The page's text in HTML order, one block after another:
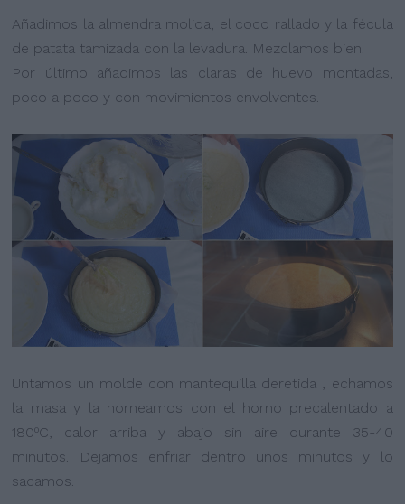
Añadimos la almendra molida, el coco rallado y la fécula
de patata tamizada con la levadura. Mezclamos bien.
Por último añadimos las claras de huevo montadas,
poco a poco y con movimientos envolventes.
Untamos un molde con mantequilla deretida , echamos
la masa y la horneamos con el horno precalentado a
180ºC, calor arriba y abajo sin aire durante 35-40
minutos. Dejamos enfriar dentro unos minutos y lo
sacamos.